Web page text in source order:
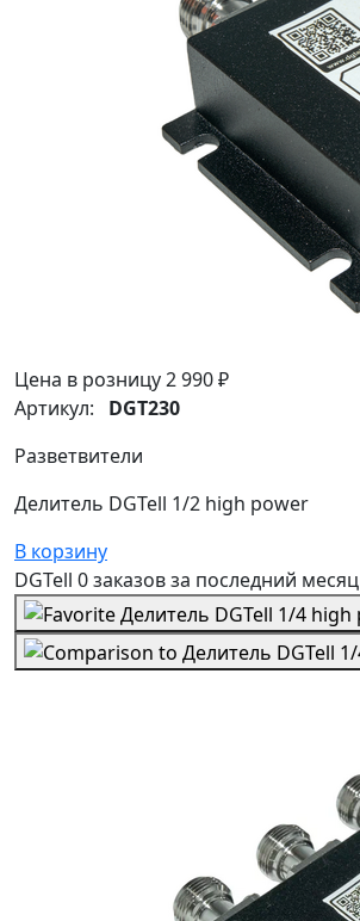
Цена в розницу2 990 ₽
Артикул: DGT230
Разветвители
Делитель DGTell 1/2 high power
В корзину
DGTell 0 заказовза последний месяц